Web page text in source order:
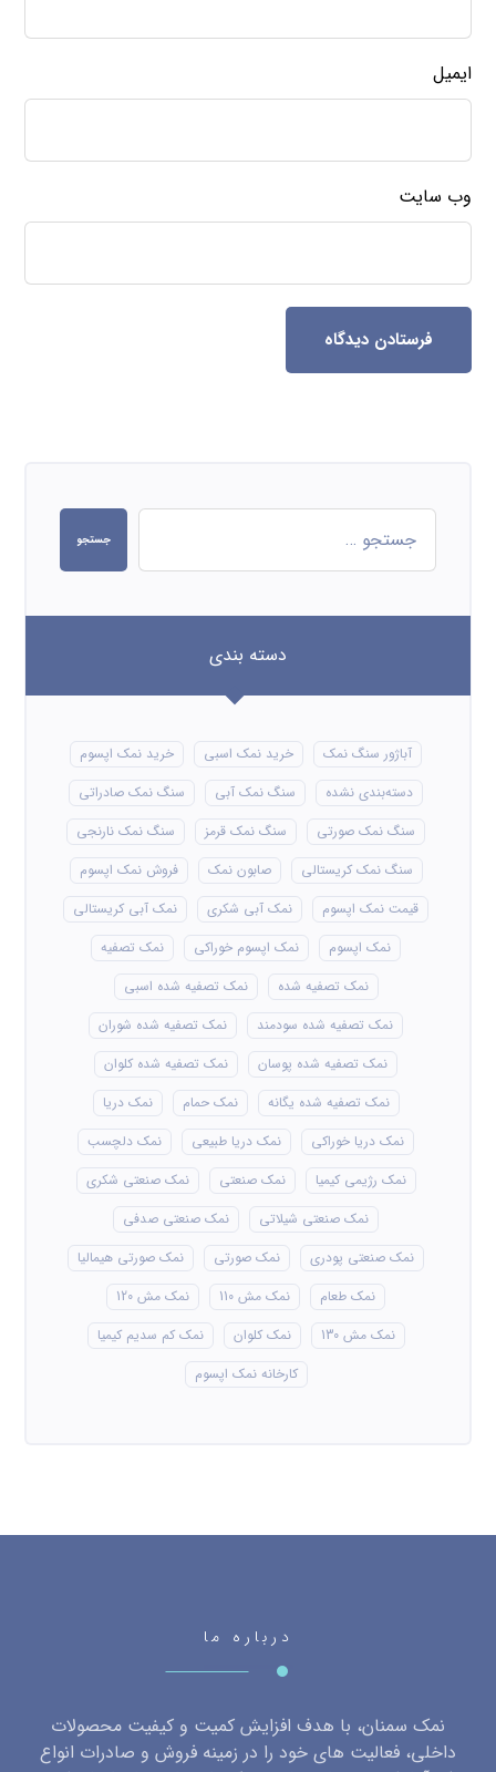
ایمیل
وب‌ سایت
فرستادن دیدگاه
جستجو
دسته بندی
آباژور سنگ نمک خرید نمک اسبی
خرید نمک اپسوم
دسته‌بندی نشده
سنگ نمک آبی
سنگ نمک صادراتی
سنگ نمک صورتی
سنگ نمک قرمز
سنگ نمک نارنجی
سنگ نمک کریستالی
صابون نمک
فروش نمک اپسوم
قیمت نمک اپسوم
نمک آبی شکری
نمک آبی کریستالی
نمک اپسوم
نمک اپسوم خوراکی
نمک تصفیه
نمک تصفیه شده
نمک تصفیه شده اسبی
نمک تصفیه شده سودمند
نمک تصفیه شده شوران
نمک تصفیه شده پوسان
نمک تصفیه شده کلوان
نمک تصفیه شده یگانه
نمک حمام
نمک دریا
نمک دریا خوراکی
نمک دریا طبیعی
نمک دلچسب
نمک رژیمی کیمیا
نمک صنعتی
نمک صنعتی شکری
نمک صنعتی شیلاتی
نمک صنعتی صدفی
نمک صنعتی پودری
نمک صورتی
نمک صورتی هیمالیا
نمک طعام
نمک مش 110
نمک مش 120
نمک مش 130
نمک کلوان
نمک کم سدیم کیمیا
کارخانه نمک اپسوم
درباره ما
نمک سمنان، با هدف افزایش کمیت و کیفیت محصولات
داخلی، فعالیت های خود را در زمینه فروش و صادرات انواع